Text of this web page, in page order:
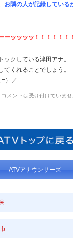
お隣の人が記録している
ーッッッッ！！！！！！
ックしている津田アナ。
てくれることでしょう。
）／
コメントは受け付けていませ
ATVアナウンサーズ